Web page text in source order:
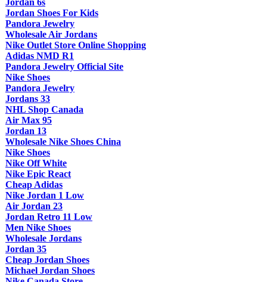
Jordan 6s
Jordan Shoes For Kids
Pandora Jewelry
Wholesale Air Jordans
Nike Outlet Store Online Shopping
Adidas NMD R1
Pandora Jewelry Official Site
Nike Shoes
Pandora Jewelry
Jordans 33
NHL Shop Canada
Air Max 95
Jordan 13
Wholesale Nike Shoes China
Nike Shoes
Nike Off White
Nike Epic React
Cheap Adidas
Nike Jordan 1 Low
Air Jordan 23
Jordan Retro 11 Low
Men Nike Shoes
Wholesale Jordans
Jordan 35
Cheap Jordan Shoes
Michael Jordan Shoes